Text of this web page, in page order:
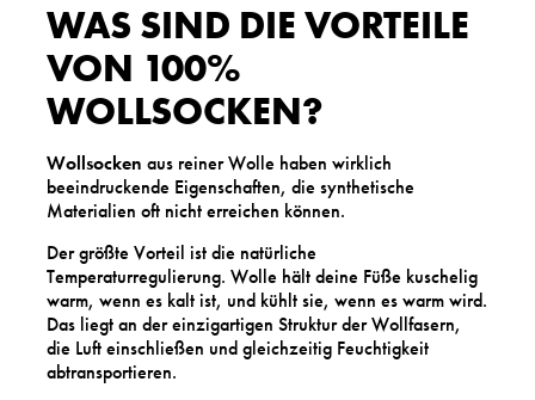
WAS SIND DIE VORTEILE
VON 100%
WOLLSOCKEN?
Wollsocken aus reiner Wolle haben wirklich
beeindruckende Eigenschaften, die synthetische
Materialien oft nicht erreichen können.
Der größte Vorteil ist die natürliche
Temperaturregulierung. Wolle hält deine Füße kuschelig
warm, wenn es kalt ist, und kühlt sie, wenn es warm wird.
Das liegt an der einzigartigen Struktur der Wollfasern,
die Luft einschließen und gleichzeitig Feuchtigkeit
abtransportieren.